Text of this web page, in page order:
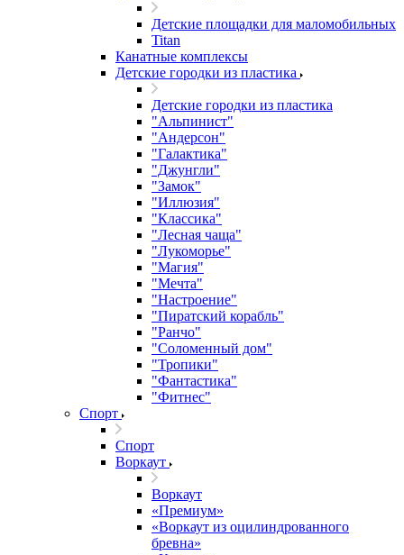
Детские площадки для маломобильных
Titan
Канатные комплексы
Детские городки из пластика
Детские городки из пластика
"Альпинист"
"Андерсон"
"Галактика"
"Джунгли"
"Замок"
"Иллюзия"
"Классика"
"Лесная чаща"
"Лукоморье"
"Магия"
"Мечта"
"Настроение"
"Пиратский корабль"
"Ранчо"
"Соломенный дом"
"Тропики"
"Фантастика"
"Фитнес"
Спорт
Спорт
Воркаут
Воркаут
«Премиум»
«Воркаут из оцилиндрованного
бревна»